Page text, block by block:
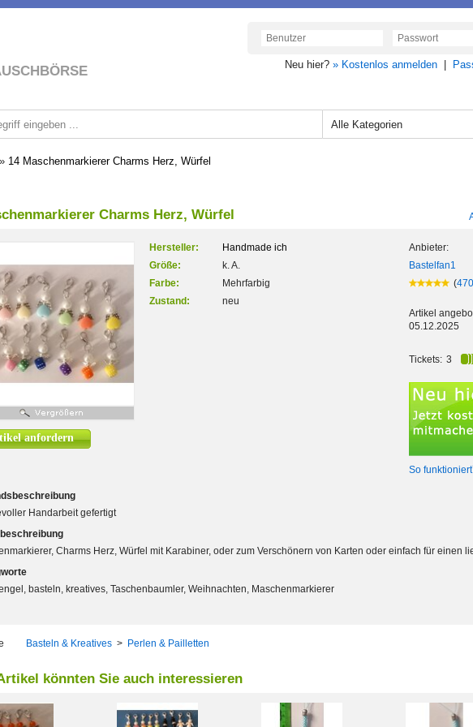
Neu hier? » Kostenlos anmelden
Alle Kategorien
» 14 Maschenmarkierer Charms Herz, Würfel
Charms Herz, Würfel
anfordern
Hersteller:
Handmade ich
Größe:
k. A.
Farbe:
Mehrfarbig
Zustand:
neu
Anbieter:
Bastelfan1
(470
Artikel
05.12.2025
Tickets: 3
So
Handarbeit gefertigt
Charms Herz, Würfel mit Karabiner, oder zum Verschönern von Karten oder einfach für einen
basteln, kreatives, Taschenbaumler, Weihnachten, Maschenmarkierer
Basteln & Kreatives > Perlen & Pailletten
könnten Sie auch interessieren